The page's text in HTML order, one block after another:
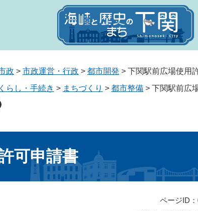
政 > 市政運営・行政 > 都市開発 > 下関駅前広場使用
くらし・手続き > まちづくり > 都市整備 > 下関駅前広
可申請書
ページID